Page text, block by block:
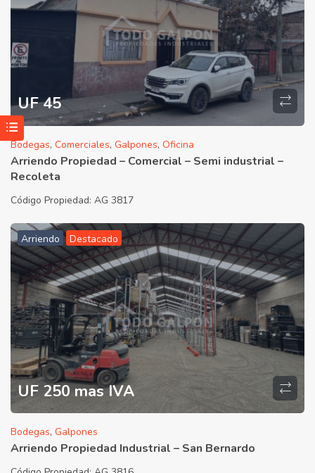
UF 45
Bodegas, Comerciales, Galpones, Oficina
Arriendo Propiedad – Comercial – Semi industrial –
Recoleta
Código Propiedad: AG 3817
Arriendo Destacado
UF 250 mas IVA
Bodegas, Galpones
Arriendo Propiedad Industrial – San Bernardo